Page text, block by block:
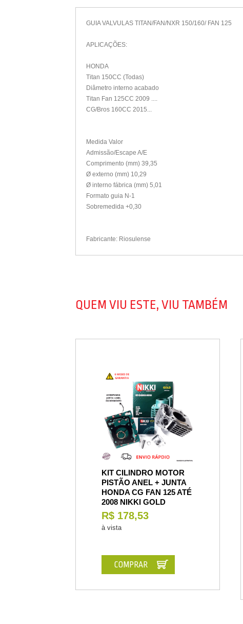
GUIA VALVULAS TITAN/FAN/NXR 150/160/ FAN 125
APLICAÇÕES:
HONDA
Titan 150CC (Todas)
Diâmetro interno acabado
Titan Fan 125CC 2009 ....
CG/Bros 160CC 2015...
Medida Valor
Admissão/Escape A/E
Comprimento (mm) 39,35
Ø externo (mm) 10,29
Ø interno fábrica (mm) 5,01
Formato guia N-1
Sobremedida +0,30
Fabricante: Riosulense
QUEM VIU ESTE, VIU TAMBÉM
KIT CILINDRO MOTOR
PISTÃO ANEL + JUNTA
HONDA CG FAN 125 ATÉ
2008 NIKKI GOLD
R$ 178,53
à vista
COMPRAR